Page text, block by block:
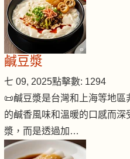
鹹豆漿
七 09, 2025點擊數: 1294
📜鹹豆漿是台灣和上海等地
的鹹香風味和溫暖的口感而
漿，而是透過加…